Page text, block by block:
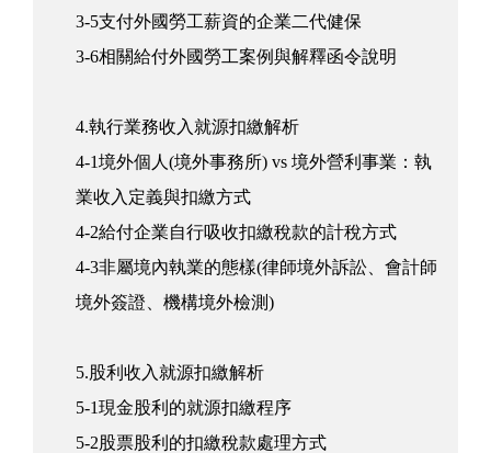
3-5支付外國勞工薪資的企業二代健保
3-6相關給付外國勞工案例與解釋函令說明
4.執行業務收入就源扣繳解析
4-1境外個人(境外事務所) vs 境外營利事業：執
業收入定義與扣繳方式
4-2給付企業自行吸收扣繳稅款的計稅方式
4-3非屬境內執業的態樣(律師境外訴訟、會計師
境外簽證、機構境外檢測)
5.股利收入就源扣繳解析
5-1現金股利的就源扣繳程序
5-2股票股利的扣繳稅款處理方式